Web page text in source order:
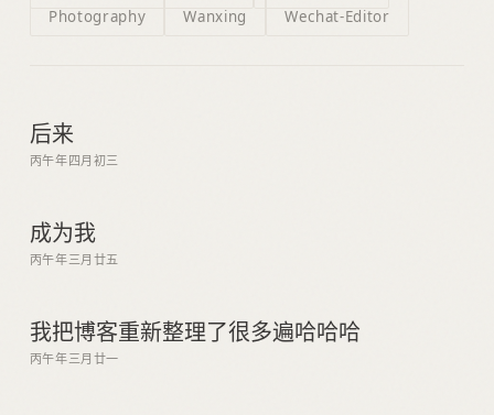
Photography
Wanxing Wechat-Editor
后来
丙午年四月初三
成为我
丙午年三月廿五
我把博客重新整理了很多遍哈哈哈
丙午年三月廿一